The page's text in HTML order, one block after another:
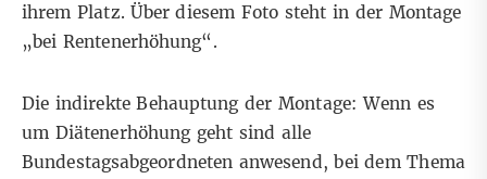
ihrem Platz. Über diesem Foto steht in der Montage
„bei Rentenerhöhung“.
Die indirekte Behauptung der Montage: Wenn es
um Diätenerhöhung geht sind alle
Bundestagsabgeordneten anwesend, bei dem Thema